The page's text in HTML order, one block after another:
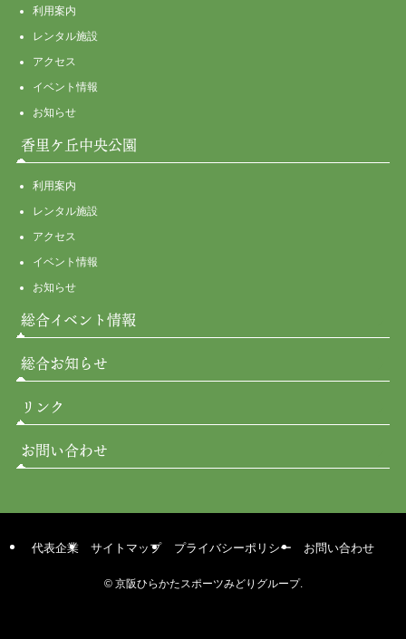
利用案内
レンタル施設
アクセス
イベント情報
お知らせ
香里ケ丘中央公園
利用案内
レンタル施設
アクセス
イベント情報
お知らせ
総合イベント情報
総合お知らせ
リンク
お問い合わせ
代表企業 サイトマップ プライバシーポリシー お問い合わせ
©京阪ひらかたスポーツみどりグループ.